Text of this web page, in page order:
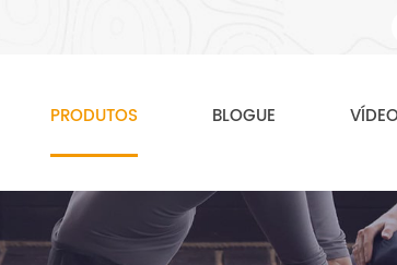
PRODUTOS BLOGUE